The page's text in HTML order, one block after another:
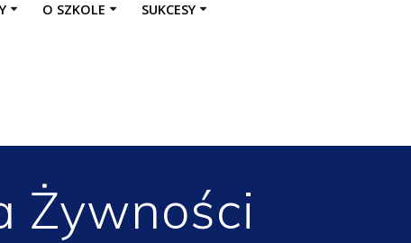
O SZKOLE SUKCESY
Żywności